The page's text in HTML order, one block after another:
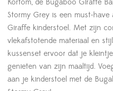
Kortom, de Bugaboo Giraffe
Stormy Grey is een must-
Giraffe kinderstoel. Met zijn
vlekafstotende materiaal en
kussenset ervoor dat je
genieten van zijn maaltijd.
aan je kinderstoel met de